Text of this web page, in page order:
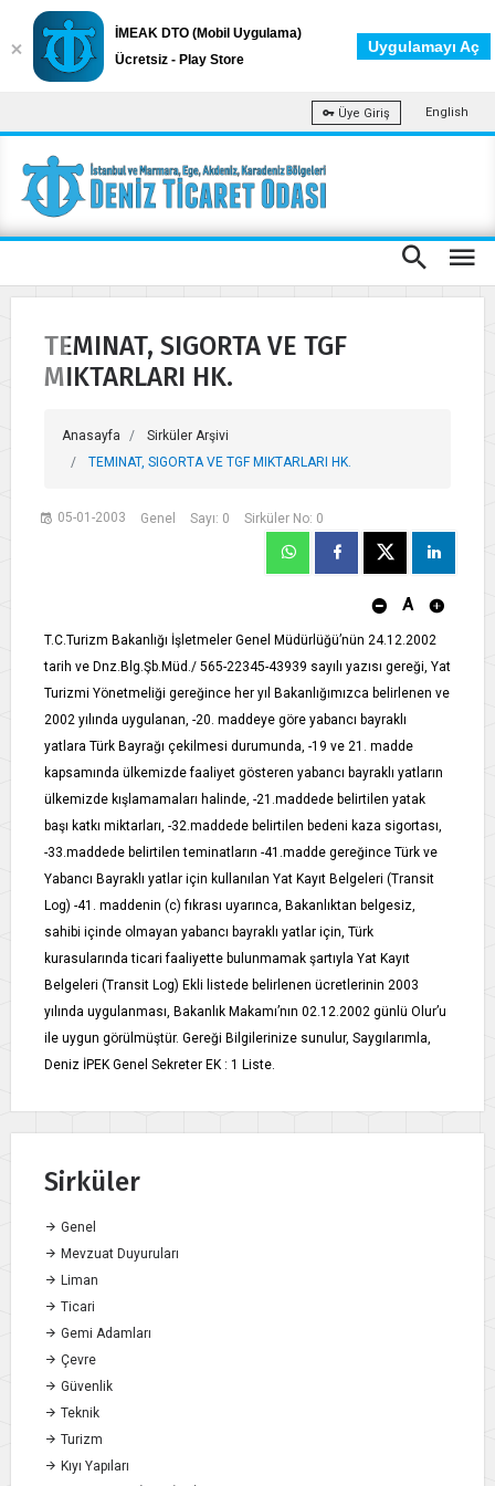
Üye Giriş English
TEMINAT, SIGORTA VE TGF
MIKTARLARI HK.
Anasayfa
Sirküler Arşivi
TEMINAT, SIGORTA VE TGF MIKTARLARI HK.
05-01-2003 Genel Sayı: 0 Sirküler No: 0
A
T.C.Turizm Bakanlığı İşletmeler Genel Müdürlüğü’nün 24.12.2002
tarih ve Dnz.Blg.Şb.Müd./ 565-22345-43939 sayılı yazısı gereği, Yat
Turizmi Yönetmeliği gereğince her yıl Bakanlığımızca belirlenen ve
2002 yılında uygulanan, -20. maddeye göre yabancı bayraklı
yatlara Türk Bayrağı çekilmesi durumunda, -19 ve 21. madde
kapsamında ülkemizde faaliyet gösteren yabancı bayraklı yatların
ülkemizde kışlamamaları halinde, -21.maddede belirtilen yatak
başı katkı miktarları, -32.maddede belirtilen bedeni kaza sigortası,
-33.maddede belirtilen teminatların -41.madde gereğince Türk ve
Yabancı Bayraklı yatlar için kullanılan Yat Kayıt Belgeleri (Transit
Log) -41. maddenin (c) fıkrası uyarınca, Bakanlıktan belgesiz,
sahibi içinde olmayan yabancı bayraklı yatlar için, Türk
kurasularında ticari faaliyette bulunmamak şartıyla Yat Kayıt
Belgeleri (Transit Log) Ekli listede belirlenen ücretlerinin 2003
yılında uygulanması, Bakanlık Makamı’nın 02.12.2002 günlü Olur’u
ile uygun görülmüştür. Gereği Bilgilerinize sunulur, Saygılarımla,
Deniz İPEK Genel Sekreter EK : 1 Liste.
Sirküler
Genel
Mevzuat Duyuruları
Liman
Ticari
Gemi Adamları
Çevre
Güvenlik
Teknik
Turizm
Kıyı Yapıları
İMEAK DTO (Mobil Uygulama)
Ücretsiz - Play Store
Uygulamayı Aç